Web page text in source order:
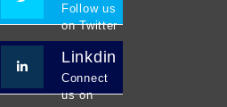
Follow us
on Twitter
Linkdin
Connect
us on